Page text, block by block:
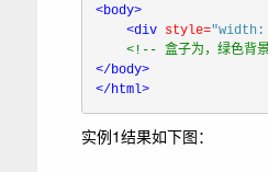
<body>
<div style="width:
</
body>
</html>
实例1结果如下图：